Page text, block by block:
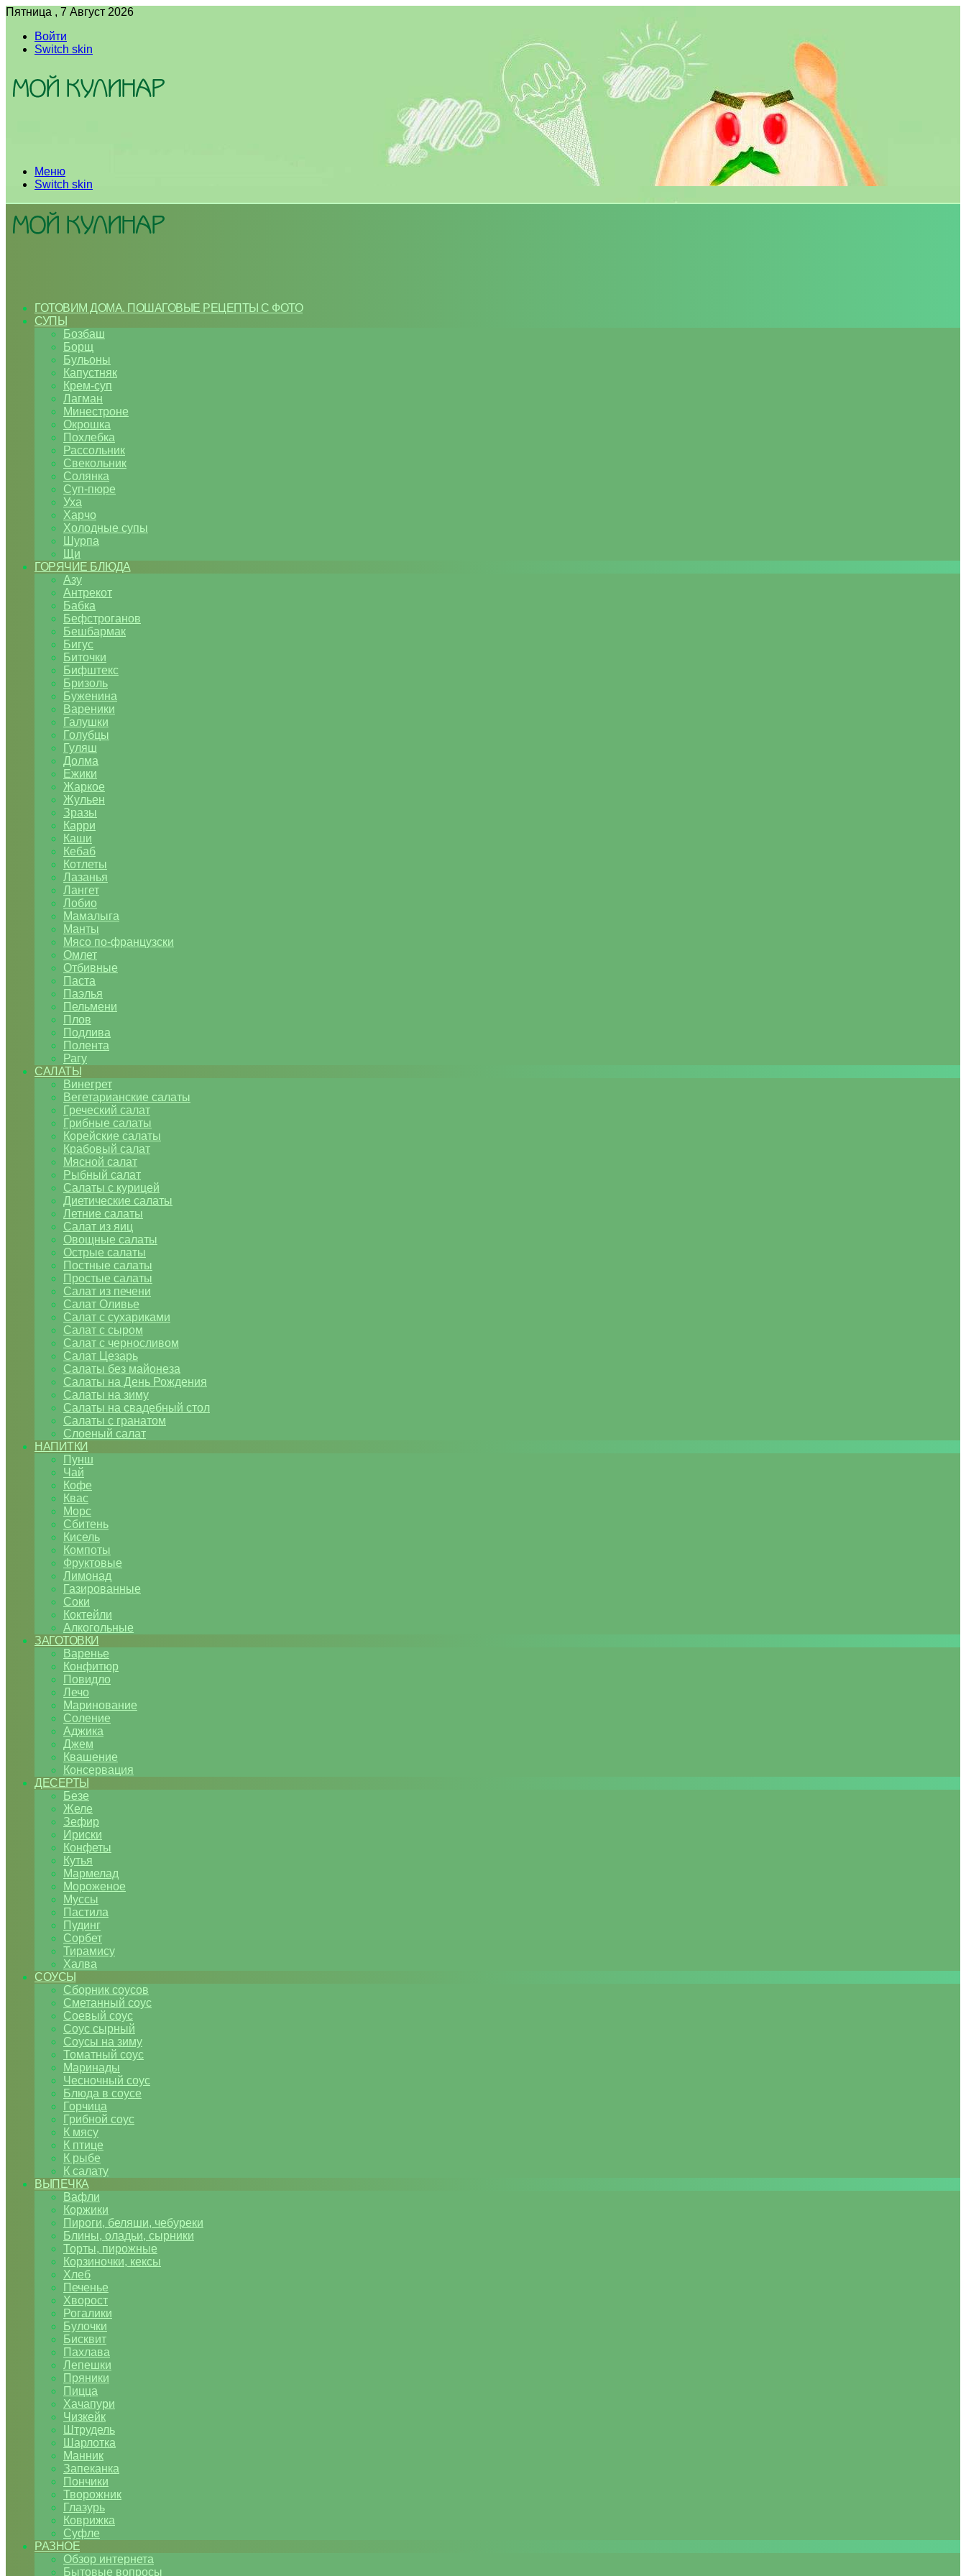
Пятница , 7 Август 2026
Войти
Switch skin
Меню
Switch skin
ГОТОВИМ ДОМА. ПОШАГОВЫЕ РЕЦЕПТЫ С ФОТО
СУПЫ
Бозбаш
Борщ
Бульоны
Капустняк
Крем-суп
Лагман
Минестроне
Окрошка
Похлебка
Рассольник
Свекольник
Солянка
Суп-пюре
Уха
Харчо
Холодные супы
Шурпа
Щи
ГОРЯЧИЕ БЛЮДА
Азу
Антрекот
Бабка
Бефстроганов
Бешбармак
Бигус
Биточки
Бифштекс
Бризоль
Буженина
Вареники
Галушки
Голубцы
Гуляш
Долма
Ежики
Жаркое
Жульен
Зразы
Карри
Каши
Кебаб
Котлеты
Лазанья
Лангет
Лобио
Мамалыга
Манты
Мясо по-французски
Омлет
Отбивные
Паста
Паэлья
Пельмени
Плов
Подлива
Полента
Рагу
САЛАТЫ
Винегрет
Вегетарианские салаты
Греческий салат
Грибные салаты
Корейские салаты
Крабовый салат
Мясной салат
Рыбный салат
Салаты с курицей
Диетические салаты
Летние салаты
Салат из яиц
Овощные салаты
Острые салаты
Постные салаты
Простые салаты
Салат из печени
Салат Оливье
Салат с сухариками
Салат с сыром
Салат с черносливом
Салат Цезарь
Салаты без майонеза
Салаты на День Рождения
Салаты на зиму
Салаты на свадебный стол
Салаты с гранатом
Слоеный салат
НАПИТКИ
Пунш
Чай
Кофе
Квас
Морс
Сбитень
Кисель
Компоты
Фруктовые
Лимонад
Газированные
Соки
Коктейли
Алкогольные
ЗАГОТОВКИ
Варенье
Конфитюр
Повидло
Лечо
Маринование
Соление
Аджика
Джем
Квашение
Консервация
ДЕСЕРТЫ
Безе
Желе
Зефир
Ириски
Конфеты
Кутья
Мармелад
Мороженое
Муссы
Пастила
Пудинг
Сорбет
Тирамису
Халва
СОУСЫ
Сборник соусов
Сметанный соус
Соевый соус
Соус сырный
Соусы на зиму
Томатный соус
Маринады
Чесночный соус
Блюда в соусе
Горчица
Грибной соус
К мясу
К птице
К рыбе
К салату
ВЫПЕЧКА
Вафли
Коржики
Пироги, беляши, чебуреки
Блины, оладьи, сырники
Торты, пирожные
Корзиночки, кексы
Хлеб
Печенье
Хворост
Рогалики
Булочки
Бисквит
Пахлава
Лепешки
Пряники
Пицца
Хачапури
Чизкейк
Штрудель
Шарлотка
Манник
Запеканка
Пончики
Творожник
Глазурь
Коврижка
Суфле
РАЗНОЕ
Обзор интернета
Бытовые вопросы